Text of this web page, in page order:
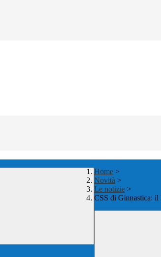
Home >
Novità >
Le notizie >
CSS di Ginnastica: